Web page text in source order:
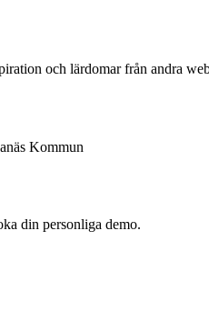
och lärdomar från andra
Kommun
din personliga demo.